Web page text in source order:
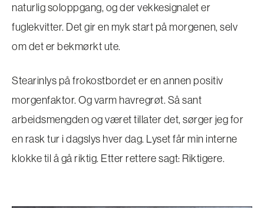
naturlig soloppgang, og der vekkesignalet er
fuglekvitter. Det gir en myk start på morgenen, selv
om det er bekmørkt ute.
Stearinlys på frokostbordet er en annen positiv
morgenfaktor. Og varm havregrøt. Så sant
arbeidsmengden og været tillater det, sørger jeg for
en rask tur i dagslys hver dag. Lyset får min interne
klokke til å gå riktig. Etter rettere sagt: Riktigere.